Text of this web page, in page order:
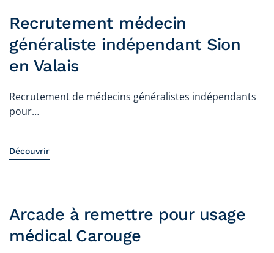
Recrutement médecin
généraliste indépendant Sion
en Valais
Recrutement de médecins généralistes indépendants
pour…
Découvrir
Arcade à remettre pour usage
médical Carouge